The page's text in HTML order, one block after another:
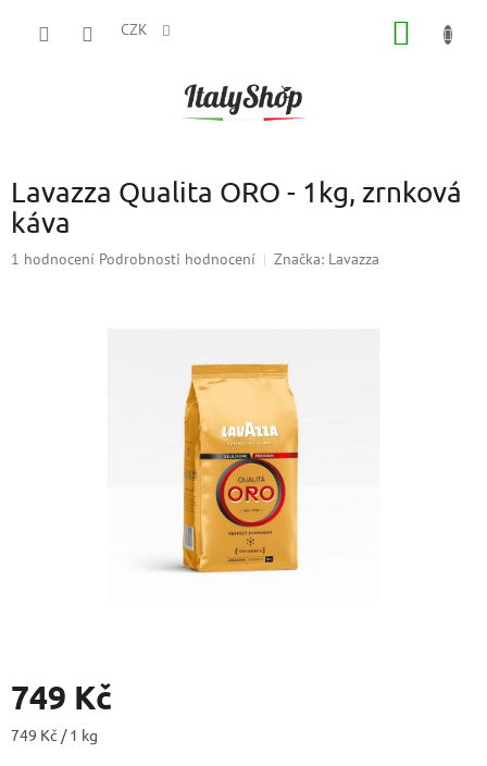
CZK
Lavazza Qualita ORO - 1kg, zrnková
káva
Průměrné
1 hodnocení Podrobnosti hodnocení Značka: Lavazza
749 Kč
Měrná
749 Kč / 1 kg